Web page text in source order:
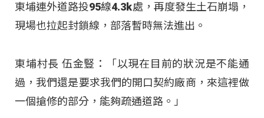
東埔連外道路投95線4.3k處，再度發生土石崩塌，
現場也拉起封鎖線，部落暫時無法進出。
東埔村長 伍金豎：「以現在目前的狀況是不能通
過，我們還是要求我們的開口契約廠商，來這裡做
一個搶修的部分，能夠疏通道路。」